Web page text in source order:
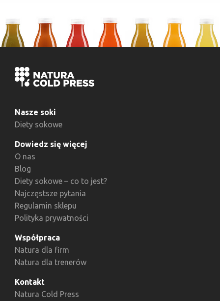
Nasze soki
Diety sokowe
Dowiedz się więcej
O nas
Blog
Diety sokowe – co to jest?
Najczęstsze pytania
Regulamin sklepu
Polityka prywatności
Współpraca
Natura dla firm
Natura dla trenerów
Kontakt
Natura Cold Press